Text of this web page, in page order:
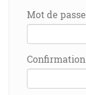
Mot de passe
Confirmation